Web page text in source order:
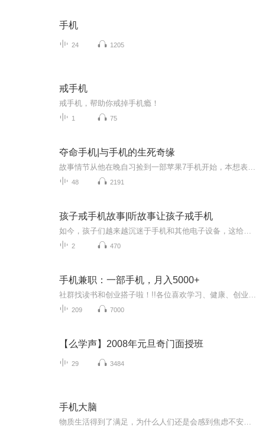
手机
24 1205
戒手机
戒手机，帮助你戒掉手机瘾！
1 75
夺命手机|与手机的生死奇缘
48 2191
孩子戒手机故事|听故事让孩子戒手机
2 470
手机兼职：一部手机，月入5000+
209 7000
【么学声】2008年元旦奇门面授班
29 3484
手机大脑